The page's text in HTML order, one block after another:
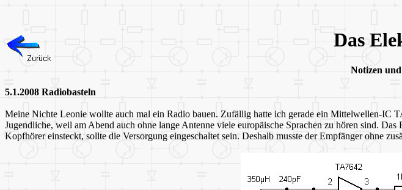
Das
Notizen
5.1.2008 Radiobasteln
Meine Nichte Leonie wollte auch mal ein Radio bauen. Zufällig hatte ich gerade ein Mittelwellen-
Jugendliche, weil am Abend auch ohne lange Antenne viele europäische Sprachen zu hören sind.
Kopfhörer einsteckt, sollte die Versorgung eingeschaltet sein. Deshalb musste der Empfänger ohne